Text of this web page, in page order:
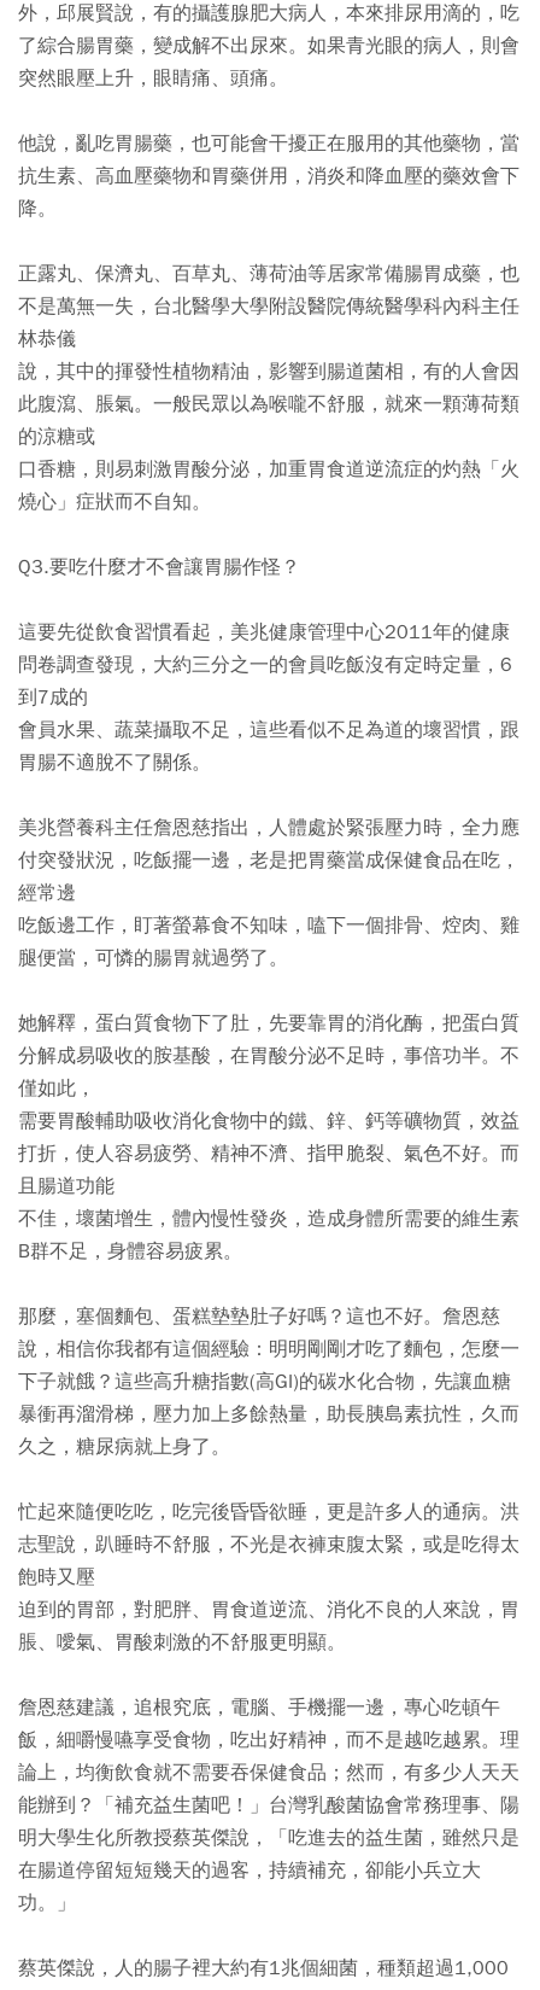
外，邱展賢說，有的攝護腺肥大病人，本來排尿用滴的，吃
了綜合腸胃藥，變成解不出尿來。如果青光眼的病人，則會
突然眼壓上升，眼睛痛、頭痛。
他說，亂吃胃腸藥，也可能會干擾正在服用的其他藥物，當
抗生素、高血壓藥物和胃藥併用，消炎和降血壓的藥效會下
降。
正露丸、保濟丸、百草丸、薄荷油等居家常備腸胃成藥，也
不是萬無一失，台北醫學大學附設醫院傳統醫學科內科主任
林恭儀
說，其中的揮發性植物精油，影響到腸道菌相，有的人會因
此腹瀉、脹氣。一般民眾以為喉嚨不舒服，就來一顆薄荷類
的涼糖或
口香糖，則易刺激胃酸分泌，加重胃食道逆流症的灼熱「火
燒心」症狀而不自知。
Q3.要吃什麼才不會讓胃腸作怪？
這要先從飲食習慣看起，美兆健康管理中心2011年的健康
問卷調查發現，大約三分之一的會員吃飯沒有定時定量，6
到7成的
會員水果、蔬菜攝取不足，這些看似不足為道的壞習慣，跟
胃腸不適脫不了關係。
美兆營養科主任詹恩慈指出，人體處於緊張壓力時，全力應
付突發狀況，吃飯擺一邊，老是把胃藥當成保健食品在吃，
經常邊
吃飯邊工作，盯著螢幕食不知味，嗑下一個排骨、焢肉、雞
腿便當，可憐的腸胃就過勞了。
她解釋，蛋白質食物下了肚，先要靠胃的消化酶，把蛋白質
分解成易吸收的胺基酸，在胃酸分泌不足時，事倍功半。不
僅如此，
需要胃酸輔助吸收消化食物中的鐵、鋅、鈣等礦物質，效益
打折，使人容易疲勞、精神不濟、指甲脆裂、氣色不好。而
且腸道功能
不佳，壞菌增生，體內慢性發炎，造成身體所需要的維生素
B群不足，身體容易疲累。
那麼，塞個麵包、蛋糕墊墊肚子好嗎？這也不好。詹恩慈
說，相信你我都有這個經驗：明明剛剛才吃了麵包，怎麼一
下子就餓？這些高升糖指數(高GI)的碳水化合物，先讓血糖
暴衝再溜滑梯，壓力加上多餘熱量，助長胰島素抗性，久而
久之，糖尿病就上身了。
忙起來隨便吃吃，吃完後昏昏欲睡，更是許多人的通病。洪
志聖說，趴睡時不舒服，不光是衣褲束腹太緊，或是吃得太
飽時又壓
迫到的胃部，對肥胖、胃食道逆流、消化不良的人來說，胃
脹、噯氣、胃酸刺激的不舒服更明顯。
詹恩慈建議，追根究底，電腦、手機擺一邊，專心吃頓午
飯，細嚼慢嚥享受食物，吃出好精神，而不是越吃越累。理
論上，均衡飲食就不需要吞保健食品；然而，有多少人天天
能辦到？「補充益生菌吧！」台灣乳酸菌協會常務理事、陽
明大學生化所教授蔡英傑說，「吃進去的益生菌，雖然只是
在腸道停留短短幾天的過客，持續補充，卻能小兵立大
功。」
蔡英傑說，人的腸子裡大約有1兆個細菌，種類超過1,000